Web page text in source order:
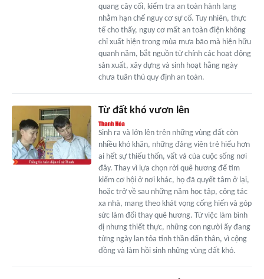
quang cây cối, kiểm tra an toàn hành lang
nhằm hạn chế nguy cơ sự cố. Tuy nhiên, thực
tế cho thấy, nguy cơ mất an toàn điện không
chỉ xuất hiện trong mùa mưa bão mà hiện hữu
quanh năm, bắt nguồn từ chính các hoạt động
sản xuất, xây dựng và sinh hoạt hằng ngày
chưa tuân thủ quy định an toàn.
Từ đất khó vươn lên
Sinh ra và lớn lên trên những vùng đất còn
nhiều khó khăn, những đảng viên trẻ hiểu hơn
ai hết sự thiếu thốn, vất vả của cuộc sống nơi
đây. Thay vì lựa chọn rời quê hương để tìm
kiếm cơ hội ở nơi khác, họ đã quyết tâm ở lại,
hoặc trở về sau những năm học tập, công tác
xa nhà, mang theo khát vọng cống hiến và góp
sức làm đổi thay quê hương. Từ việc làm bình
dị nhưng thiết thực, những con người ấy đang
từng ngày lan tỏa tinh thần dấn thân, vì cộng
đồng và làm hồi sinh những vùng đất khó.